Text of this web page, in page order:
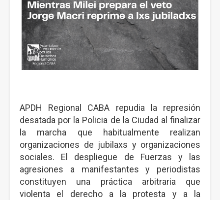
APDH Regional CABA repudia la represión
desatada por la Policia de la Ciudad al finalizar
la marcha que habitualmente realizan
organizaciones de jubilaxs y organizaciones
sociales. El despliegue de Fuerzas y las
agresiones a manifestantes y periodistas
constituyen una práctica arbitraria que
violenta el derecho a la protesta y a la